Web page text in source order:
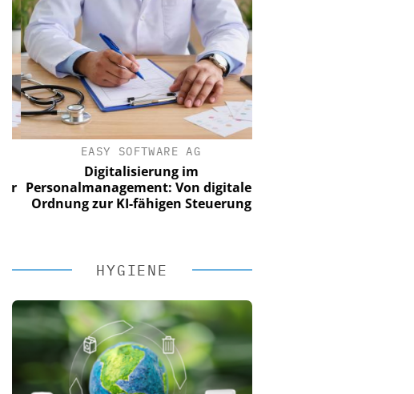
EASY SOFTWARE AG
Digitalisierung im
Personalmanagement: Von digitaler
Ordnung zur KI-fähigen Steuerung
HYGIENE